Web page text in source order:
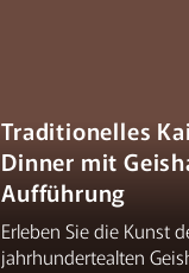
Traditionelles
Dinner mit
Aufführung
Erleben Sie die Kunst
jahrhundertealten